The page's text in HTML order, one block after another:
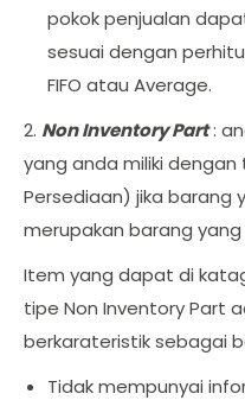
pokok penjualan
sesuai dengan
FIFO atau Average.
2. Non Inventory Part:
yang anda miliki
Persediaan) jika barang
merupakan barang yang
Item yang dapat di
tipe Non Inventory Part
berkarateristik sebagai
Tidak mempunyai